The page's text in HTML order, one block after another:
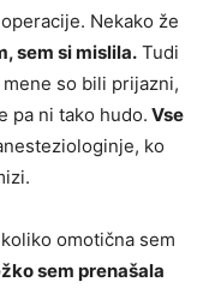
Nekako že
sem si mislila. Tudi
so bili prijazni,
pa ni tako hudo. Vse
ko
omotična sem
sem prenašala